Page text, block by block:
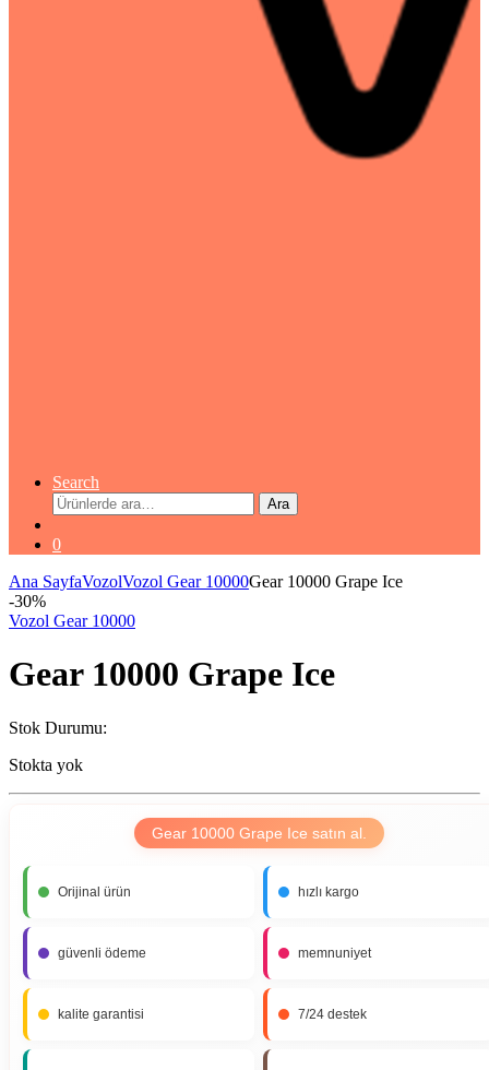
Search
Ara:
Ara
0
Ana SayfaVozolVozol Gear 10000Gear 10000 Grape Ice
-30%
Vozol Gear 10000
Gear 10000 Grape Ice
Stok Durumu:
Stokta yok
Gear 10000 Grape Ice satın al.
Orijinal ürün hızlı kargo
güvenli ödeme memnuniyet
kalite garantisi 7/24 destek